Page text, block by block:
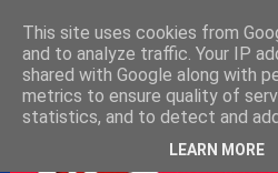
This site uses cookies from
and to analyze traffic. Your IP
shared with Google along with
metrics to ensure quality of
statistics, and to detect and
LEARN MORE